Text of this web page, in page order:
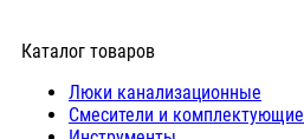
Каталог товаров
Люки канализационные
Cмесители и комплектующие